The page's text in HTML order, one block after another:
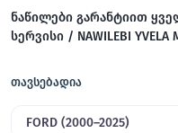
ნაწილები გარანტიით
სერვისი / NAWILEBI YVELA
თავსებადია
FORD (2000–2025)